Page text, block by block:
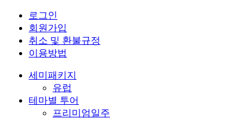
로그인
회원가입
취소 및 환불규정
이용방법
세미패키지
유럽
테마별 투어
프리미엄일주